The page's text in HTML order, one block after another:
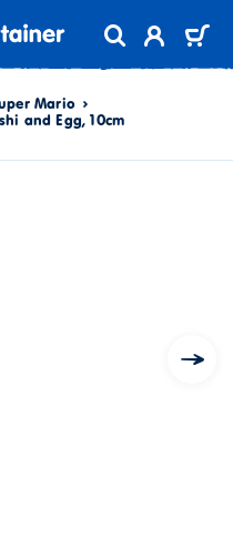
Mario
and Egg, 10cm